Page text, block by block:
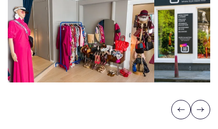
Previous
Next